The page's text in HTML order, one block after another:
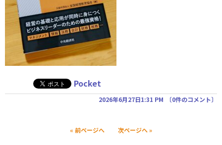
Pocket
2026年6月27日1:31 PM 〔0件のコメント〕
« 前ページへ 次ページへ »